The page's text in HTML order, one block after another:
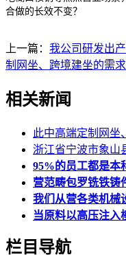
上一篇： 我公司研发出
制网坐、跨境建坐的需
相关新闻
此中高端定制网坐
浙江省宁波市象山
95%的员工都是本
营范畴包罗铣铁铸
我们从营各类机械
当原料以高压注入
栏目导航